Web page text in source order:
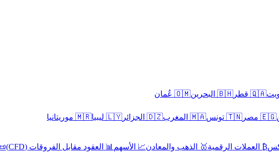
🇶🇦 قطر 🇧🇭 البحرين
🇴🇲 عُمان
🇪🇬 مصر 🇹🇳 تونس 🇲🇦 المغرب 🇩🇿 الجزائر 🇱🇾 ليبيا
🇲🇷 موريتانيا
₿ العملات الرقمية🥇 الذهب والمعادن📈 الأسهم 📊 العقود مقابل الفروقات (CFD)